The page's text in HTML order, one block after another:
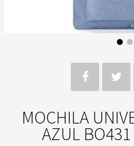
MOCHILA
AZUL BO431